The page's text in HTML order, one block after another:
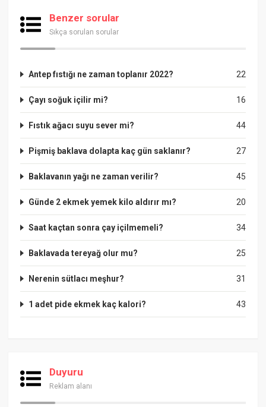
Benzer sorular
Sıkça sorulan sorular
22
Antep fıstığı ne zaman toplanır 2022?
16
Çayı soğuk içilir mi?
44
Fıstık ağacı suyu sever mi?
27
Pişmiş baklava dolapta kaç gün saklanır?
45
Baklavanın yağı ne zaman verilir?
20
Günde 2 ekmek yemek kilo aldırır mı?
34
Saat kaçtan sonra çay içilmemeli?
25
Baklavada tereyağ olur mu?
31
Nerenin sütlacı meşhur?
43
1 adet pide ekmek kaç kalori?
Duyuru
Reklam alanı